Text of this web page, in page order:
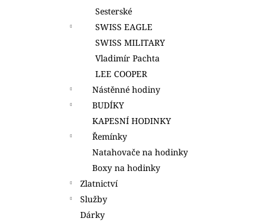
Sesterské
SWISS EAGLE
SWISS MILITARY
Vladimír Pachta
LEE COOPER
Nástěnné hodiny
BUDÍKY
KAPESNÍ HODINKY
Řemínky
Natahovače na hodinky
Boxy na hodinky
Zlatnictví
Služby
Dárky